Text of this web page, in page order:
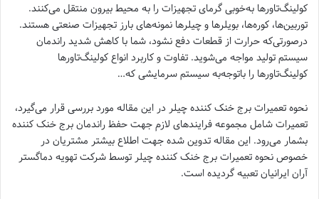
کولینگ‌تاورها به‌خوبی گرمای تجهیزات را به محیط بیرون منتقل می‌کنند.
توربین‌ها، کوره‌ها، بویلرها و چیلرها نمونه‌های بارز تجهیزات صنعتی هستند.
درصورتی‌که حرارت از قطعات دفع نشود، شما با کاهش شدید راندمان
سیستم تولید مواجه می‌شوید. تفاوت و کاربرد انواع کولینگ‌تاورها
کولینگ‌تاورها را باتوجه‌به سیستم سرمایشی که…
نحوه تعمیرات برج خنک کننده چیلر در این مقاله مورد بررسی قرار می‌گیرد،
تعمیرات شامل مجموعه فرایندهای لازم جهت حفظ راندمان برج خنک کننده
بشمار می‌رود. این مقاله تدوین شده جهت اطلاع بیشتر مشتریان در
خصوص نحوه تعمیرات برج خنک کننده چیلر توسط شرکت تهویه دماگستر
آران ایرانیان تعبیه گردیده است.